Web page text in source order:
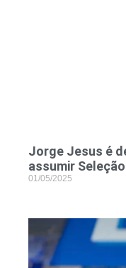
Jorge Jesus é
assumir
01/05/2025